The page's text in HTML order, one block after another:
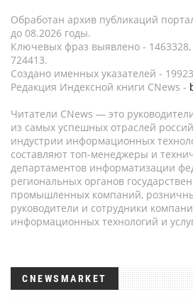
Обработан архив публикаций
до 08.2026 годы.
Ключевых фраз выявлено -
724413.
Создано именных указателей -
Редакция Индексной книги CNews -
Читатели CNews — это
из самых успешных отраслей
индустрии информационных
составляют топ-менеджеры и
департаментов информатизации
региональных органов
промышленных компаний,
руководители и сотрудники
информационных технологий и
CNEWSMARKET